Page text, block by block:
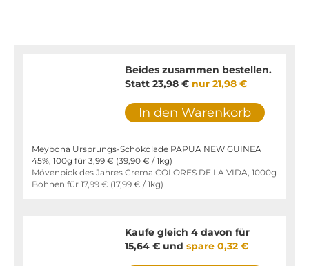
Beides zusammen bestellen.
Statt23,98 € nur 21,98 €
In den Warenkorb
Meybona Ursprungs-Schokolade PAPUA NEW GUINEA
45%, 100g für 3,99 € (39,90 € / 1kg)
Mövenpick des Jahres Crema COLORES DE LA VIDA, 1000g
Bohnen für 17,99 € (17,99 € / 1kg)
Kaufe gleich 4 davon für
15,64 €und spare 0,32 €